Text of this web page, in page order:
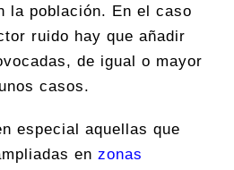
la población. En el caso
ruido hay que añadir
de igual o mayor
casos.
especial aquellas que
en zonas